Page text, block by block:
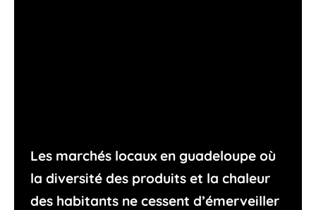
Les marchés locaux en guadeloupe où
la diversité des produits et la chaleur
des habitants ne cessent d’émerveiller